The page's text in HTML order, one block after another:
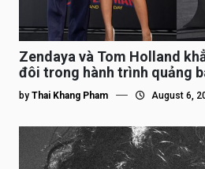
Zendaya và Tom Holland
đôi trong hành trình quảng
by Thai Khang Pham August 6,